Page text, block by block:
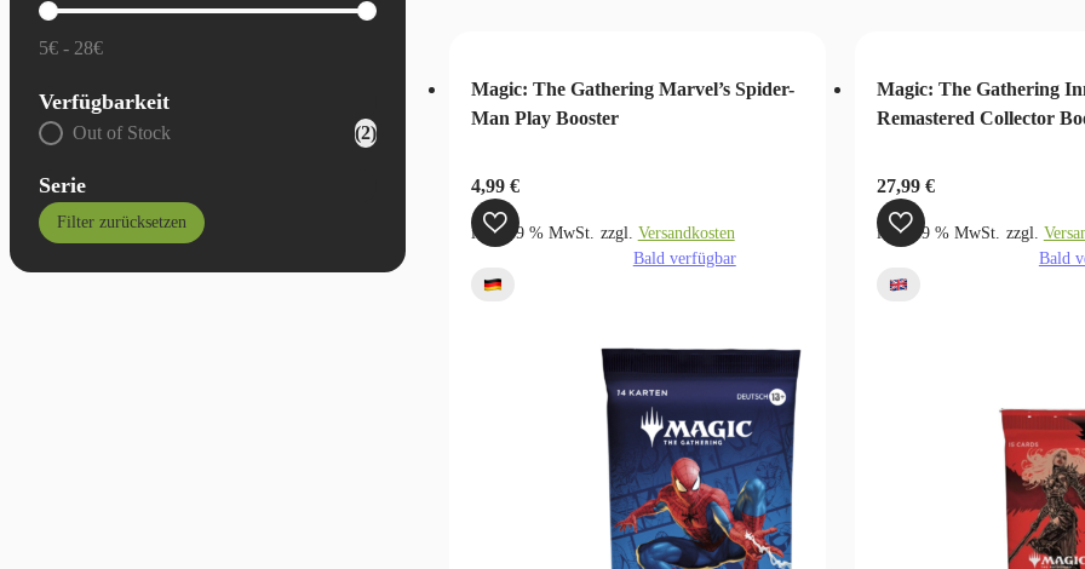
Magic: The Gathering Marvel’s Spider-
Man Play Booster
4,99 €
inkl. 19 % MwSt. zzgl. Versandkosten
Bald verfügbar
Magic: The Gathering
Remastered Collector
27,99 €
inkl. 19 % MwSt. zzgl.
Bald
Allgemein - Preis
5€ - 28€
Verfügbarkeit
Allgemein - Verfügbarkeit
Out of Stock (2)
Serie
Filter zurücksetzen